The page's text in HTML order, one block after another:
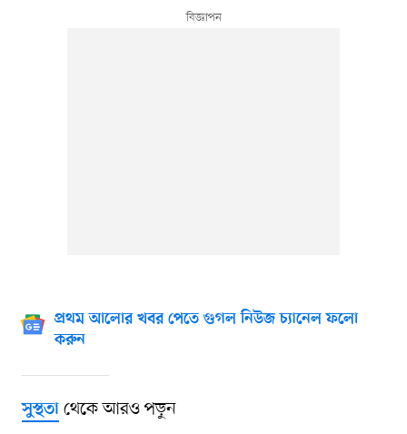
প্রথম আলোর খবর পেতে গুগল নিউজ চ্যানেল ফলো
করুন
সুস্থতাথেকে আরও পড়ুন